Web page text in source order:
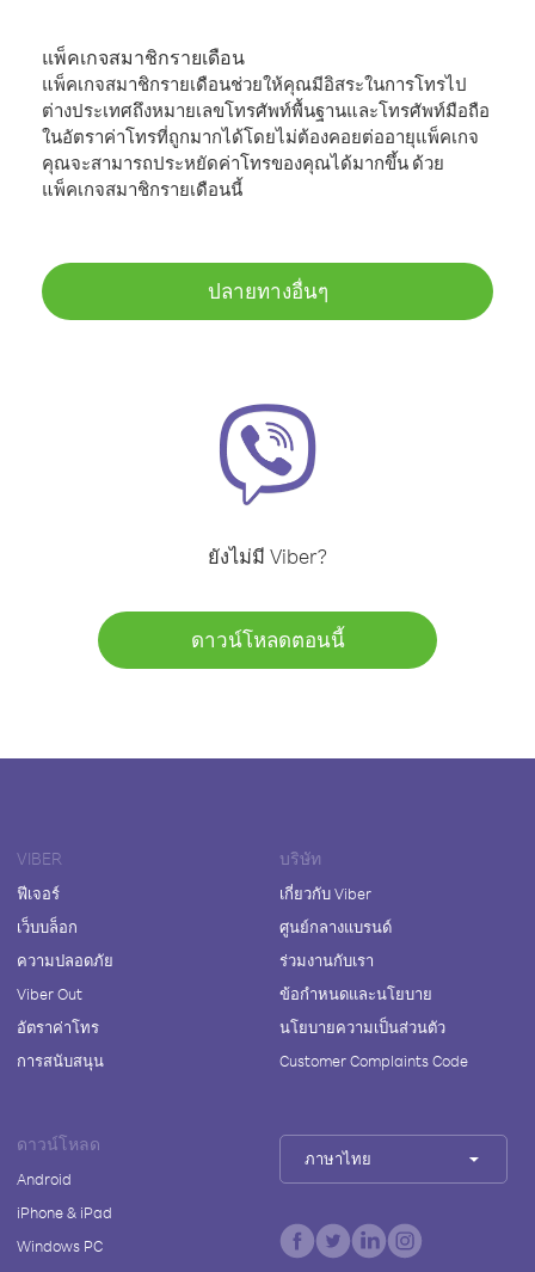
แพ็คเกจสมาชิกรายเดือน
แพ็คเกจสมาชิกรายเดือนช่วยให้คุณมีอิสระในการโทรไป
ต่างประเทศถึงหมายเลขโทรศัพท์พื้นฐานและโทรศัพท์มือถือ
ในอัตราค่าโทรที่ถูกมากได้โดยไม่ต้องคอยต่ออายุแพ็คเกจ
คุณจะสามารถประหยัดค่าโทรของคุณได้มากขึ้น ด้วย
แพ็คเกจสมาชิกรายเดือนนี้
ปลายทางอื่นๆ
ยังไม่มี Viber?
ดาวน์โหลดตอนนี้
VIBER
ฟีเจอร์
เว็บบล็อก
ความปลอดภัย
Viber Out
อัตราค่าโทร
การสนับสนุน
บริษัท
เกี่ยวกับ Viber
ศูนย์กลางแบรนด์
ร่วมงานกับเรา
ข้อกำหนดและนโยบาย
นโยบายความเป็นส่วนตัว
Customer Complaints Code
ดาวน์โหลด
Android
iPhone & iPad
Windows PC
ภาษาไทย